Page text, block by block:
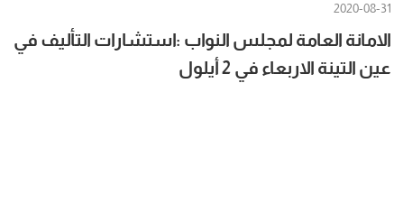
2020-08-31
الامانة العامة لمجلس النواب :استشارات التأليف في
عين التينة الاربعاء في 2 أيلول